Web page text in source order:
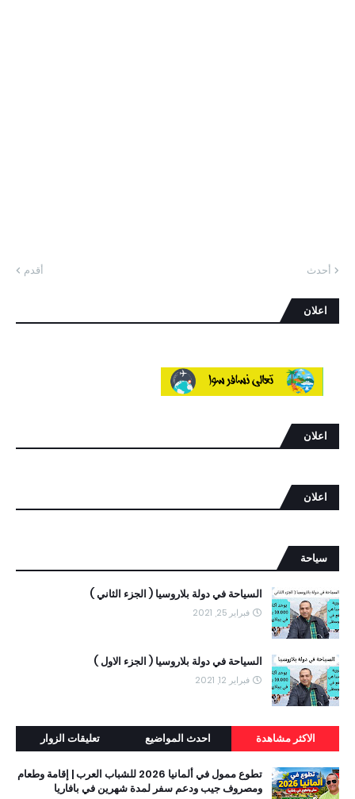
أحدث أقدم
اعلان
اعلان
اعلان
سياحة
السياحة في دولة بلاروسيا ( الجزء الثاني )
فبراير 25, 2021
السياحة في دولة بلاروسيا ( الجزء الاول )
فبراير 12, 2021
الاكثر مشاهدة احدث المواضيع تعليقات الزوار
تطوع ممول في ألمانيا 2026 للشباب العرب | إقامة وطعام
ومصروف جيب ودعم سفر لمدة شهرين في بافاريا